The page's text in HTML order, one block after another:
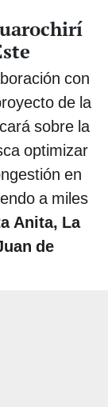
con
de la
sobre la
optimizar
en
a miles
Anita, La
de